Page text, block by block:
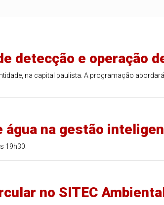
detecção e operação
na capital paulista. A programação
água na gestão
19h30.
no SITEC